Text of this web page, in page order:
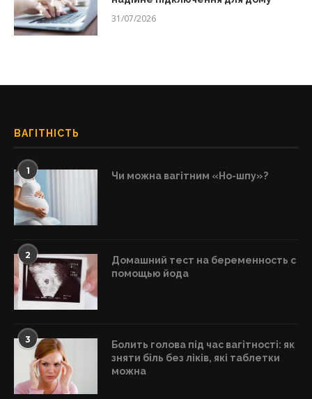
31/07/2026
ВАГІТНІСТЬ
1 Чи можна вагітним «Но-шпу»?
2
Домашний тест на беременность с
помощью йода
3
Болить голова під час вагітності: як
зняти біль без ліків, які таблетки
можна